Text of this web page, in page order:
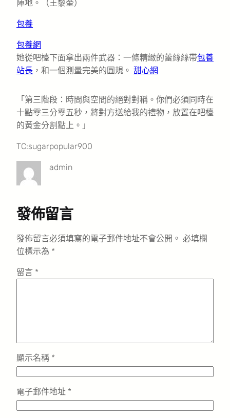
陣地。
（王黎奎）
包養
包養網
她從吧檯下面拿出兩件武器：一條精緻的蕾絲絲帶包養
站長 ，和一個測量完美的圓規。 甜心網
「第三階段：時間與空間的絕對對稱。你們必須同時在
十點零三分零五秒，將對方送給我的禮物，放置在吧檯
的黃金分割點上。」
TC:sugarpopular900
admin
發佈留言
發佈留言必須填寫的電子郵件地址不會公開。 必填欄
位標示為 *
留言 *
顯示名稱 *
電子郵件地址 *